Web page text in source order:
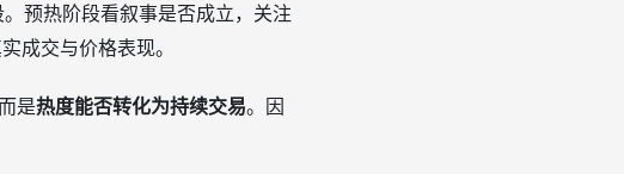
预热阶段看叙事是否成立，关注
成交与价格表现。
是热度能否转化为持续交易。因